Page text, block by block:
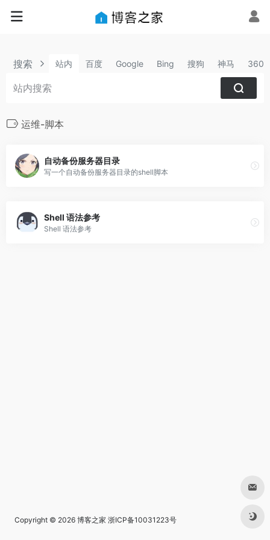
搜索 站内 百度 Google Bing 搜狗 神马 360
运维-脚本
自动备份服务器目录
写一个自动备份服务器目录的shell脚本
Shell 语法参考
Shell 语法参考
Copyright © 2026 博客之家 浙ICP备10031223号